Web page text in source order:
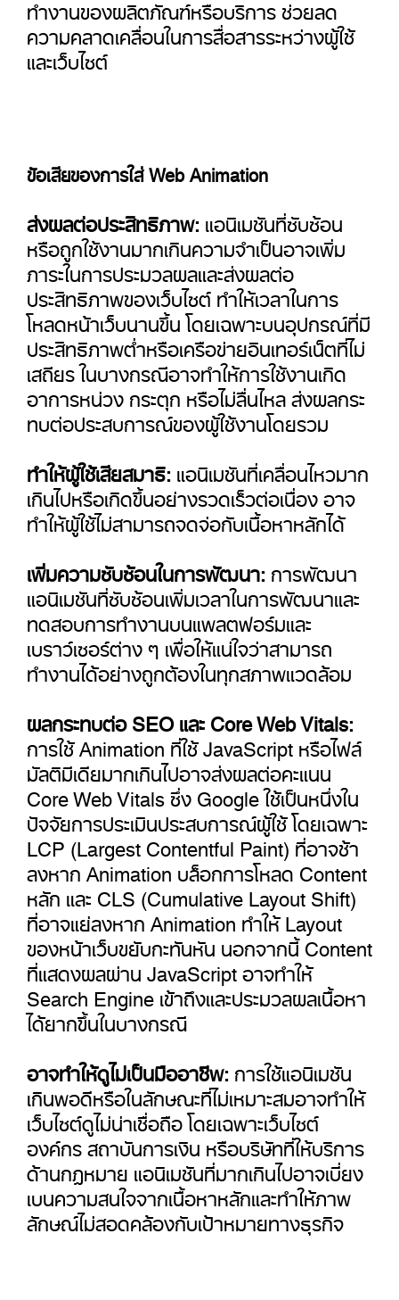
ทำงานของผลิตภัณฑ์หรือบริการ ช่วยลด
ความคลาดเคลื่อนในการสื่อสารระหว่างผู้ใช้
และเว็บไซต์
ข้อเสียของการใส่ Web Animation
ส่งผลต่อประสิทธิภาพ:แอนิเมชันที่ซับซ้อน
หรือถูกใช้งานมากเกินความจำเป็นอาจเพิ่ม
ภาระในการประมวลผลและส่งผลต่อ
ประสิทธิภาพของเว็บไซต์ ทำให้เวลาในการ
โหลดหน้าเว็บนานขึ้น โดยเฉพาะบนอุปกรณ์ที่มี
ประสิทธิภาพต่ำหรือเครือข่ายอินเทอร์เน็ตที่ไม่
เสถียร ในบางกรณีอาจทำให้การใช้งานเกิด
อาการหน่วง กระตุก หรือไม่ลื่นไหล ส่งผลกระ
ทบต่อประสบการณ์ของผู้ใช้งานโดยรวม
ทำให้ผู้ใช้เสียสมาธิ:แอนิเมชันที่เคลื่อนไหวมาก
เกินไปหรือเกิดขึ้นอย่างรวดเร็วต่อเนื่อง อาจ
ทำให้ผู้ใช้ไม่สามารถจดจ่อกับเนื้อหาหลักได้
เพิ่มความซับซ้อนในการพัฒนา:การพัฒนา
แอนิเมชันที่ซับซ้อนเพิ่มเวลาในการพัฒนาและ
ทดสอบการทำงานบนแพลตฟอร์มและ
เบราว์เซอร์ต่าง ๆ เพื่อให้แน่ใจว่าสามารถ
ทำงานได้อย่างถูกต้องในทุกสภาพแวดล้อม
ผลกระทบต่อ SEO และ Core Web Vitals:
การใช้ Animation ที่ใช้ JavaScript หรือไฟล์
มัลติมีเดียมากเกินไปอาจส่งผลต่อคะแนน
Core Web Vitals ซึ่ง Google ใช้เป็นหนึ่งใน
ปัจจัยการประเมินประสบการณ์ผู้ใช้ โดยเฉพาะ
LCP (Largest Contentful Paint) ที่อาจช้า
ลงหาก Animation บล็อกการโหลด Content
หลัก และ CLS (Cumulative Layout Shift)
ที่อาจแย่ลงหาก Animation ทำให้ Layout
ของหน้าเว็บขยับกะทันหัน นอกจากนี้ Content
ที่แสดงผลผ่าน JavaScript อาจทำให้
Search Engine เข้าถึงและประมวลผลเนื้อหา
ได้ยากขึ้นในบางกรณี
อาจทำให้ดูไม่เป็นมืออาชีพ:การใช้แอนิเมชัน
เกินพอดีหรือในลักษณะที่ไม่เหมาะสมอาจทำให้
เว็บไซต์ดูไม่น่าเชื่อถือ โดยเฉพาะเว็บไซต์
องค์กร สถาบันการเงิน หรือบริษัทที่ให้บริการ
ด้านกฎหมาย แอนิเมชันที่มากเกินไปอาจเบี่ยง
เบนความสนใจจากเนื้อหาหลักและทำให้ภาพ
ลักษณ์ไม่สอดคล้องกับเป้าหมายทางธุรกิจ